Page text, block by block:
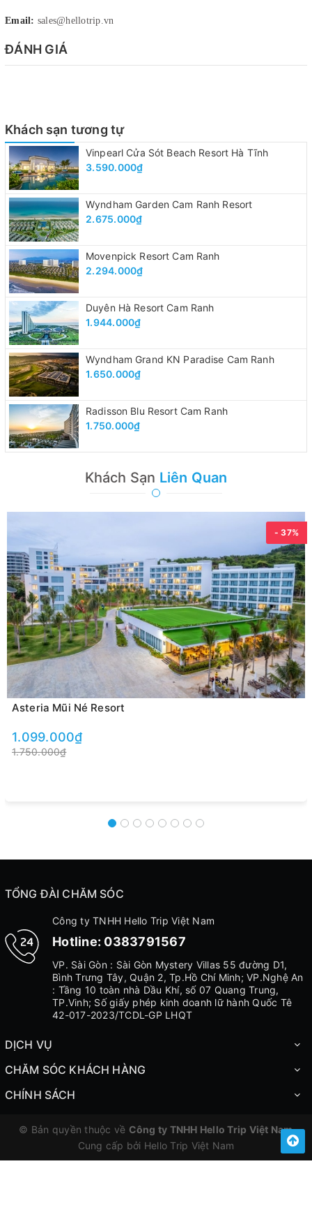
Email: sales@hellotrip.vn
ĐÁNH GIÁ
Khách sạn tương tự
Vinpearl Cửa Sót Beach Resort Hà Tĩnh
3.590.000₫
Wyndham Garden Cam Ranh Resort
2.675.000₫
Movenpick Resort Cam Ranh
2.294.000₫
Duyên Hà Resort Cam Ranh
1.944.000₫
Wyndham Grand KN Paradise Cam Ranh
1.650.000₫
Radisson Blu Resort Cam Ranh
1.750.000₫
Khách Sạn Liên Quan
- 37%
Asteria Mũi Né Resort
1.099.000₫
1.750.000₫
TỔNG ĐÀI CHĂM SÓC
Công ty TNHH Hello Trip Việt Nam
Hotline: 0383791567
VP. Sài Gòn : Sài Gòn Mystery Villas 55 đường D1,
Bình Trưng Tây, Quận 2, Tp.Hồ Chí Minh; VP.Nghệ An
: Tầng 10 toàn nhà Dầu Khí, số 07 Quang Trung,
TP.Vinh; Số giấy phép kinh doanh lữ hành Quốc Tê
42-017-2023/TCDL-GP LHQT
DỊCH VỤ
CHĂM SÓC KHÁCH HÀNG
CHÍNH SÁCH
© Bản quyền thuộc về Công ty TNHH Hello Trip Việt Nam
Cung cấp bởi Hello Trip Việt Nam